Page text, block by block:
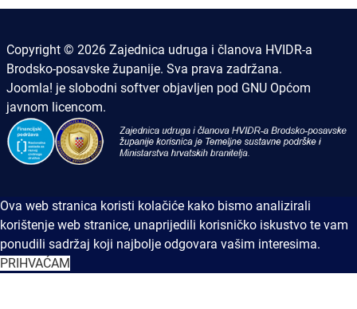
Copyright © 2026 Zajednica udruga i članova HVIDR-a
Brodsko-posavske županije. Sva prava zadržana.
Joomla! je slobodni softver objavljen pod GNU Općom
javnom licencom.
Ova web stranica koristi kolačiće kako bismo analizirali
korištenje web stranice, unaprijedili korisničko iskustvo te vam
ponudili sadržaj koji najbolje odgovara vašim interesima.
PRIHVAĆAM